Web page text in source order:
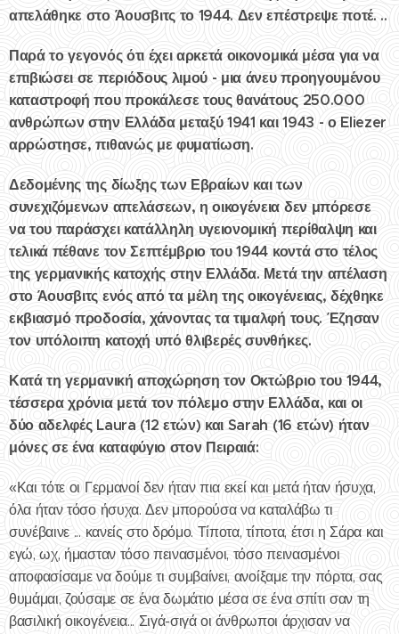
απελάθηκε στο Άουσβιτς το 1944. Δεν επέστρεψε ποτέ. ..
Παρά το γεγονός ότι έχει αρκετά οικονομικά μέσα για να
επιβιώσει σε περιόδους λιμού - μια άνευ προηγουμένου
καταστροφή που προκάλεσε τους θανάτους 250.000
ανθρώπων στην Ελλάδα μεταξύ 1941 και 1943 - ο Eliezer
αρρώστησε, πιθανώς με φυματίωση.
Δεδομένης της δίωξης των Εβραίων και των
συνεχιζόμενων απελάσεων, η οικογένεια δεν μπόρεσε
να του παράσχει κατάλληλη υγειονομική περίθαλψη και
τελικά πέθανε τον Σεπτέμβριο του 1944 κοντά στο τέλος
της γερμανικής κατοχής στην Ελλάδα. Μετά την απέλαση
στο Άουσβιτς ενός από τα μέλη της οικογένειας, δέχθηκε
εκβιασμό προδοσία, χάνοντας τα τιμαλφή τους. Έζησαν
τον υπόλοιπη κατοχή υπό θλιβερές συνθήκες.
Κατά τη γερμανική αποχώρηση τον Οκτώβριο του 1944,
τέσσερα χρόνια μετά τον πόλεμο στην Ελλάδα, και οι
δύο αδελφές Laura (12 ετών) και Sarah (16 ετών) ήταν
μόνες σε ένα καταφύγιο στον Πειραιά:
«Και τότε οι Γερμανοί δεν ήταν πια εκεί και μετά ήταν ήσυχα,
όλα ήταν τόσο ήσυχα. Δεν μπορούσα να καταλάβω τι
συνέβαινε ... κανείς στο δρόμο. Τίποτα, τίποτα, έτσι η Σάρα και
εγώ, ωχ, ήμασταν τόσο πεινασμένοι, τόσο πεινασμένοι
αποφασίσαμε να δούμε τι συμβαίνει, ανοίξαμε την πόρτα, σας
θυμάμαι, ζούσαμε σε ένα δωμάτιο μέσα σε ένα σπίτι σαν τη
βασιλική οικογένεια... Σιγά-σιγά οι άνθρωποι άρχισαν να